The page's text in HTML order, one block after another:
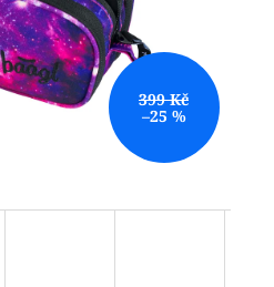
399 Kč
–25 %